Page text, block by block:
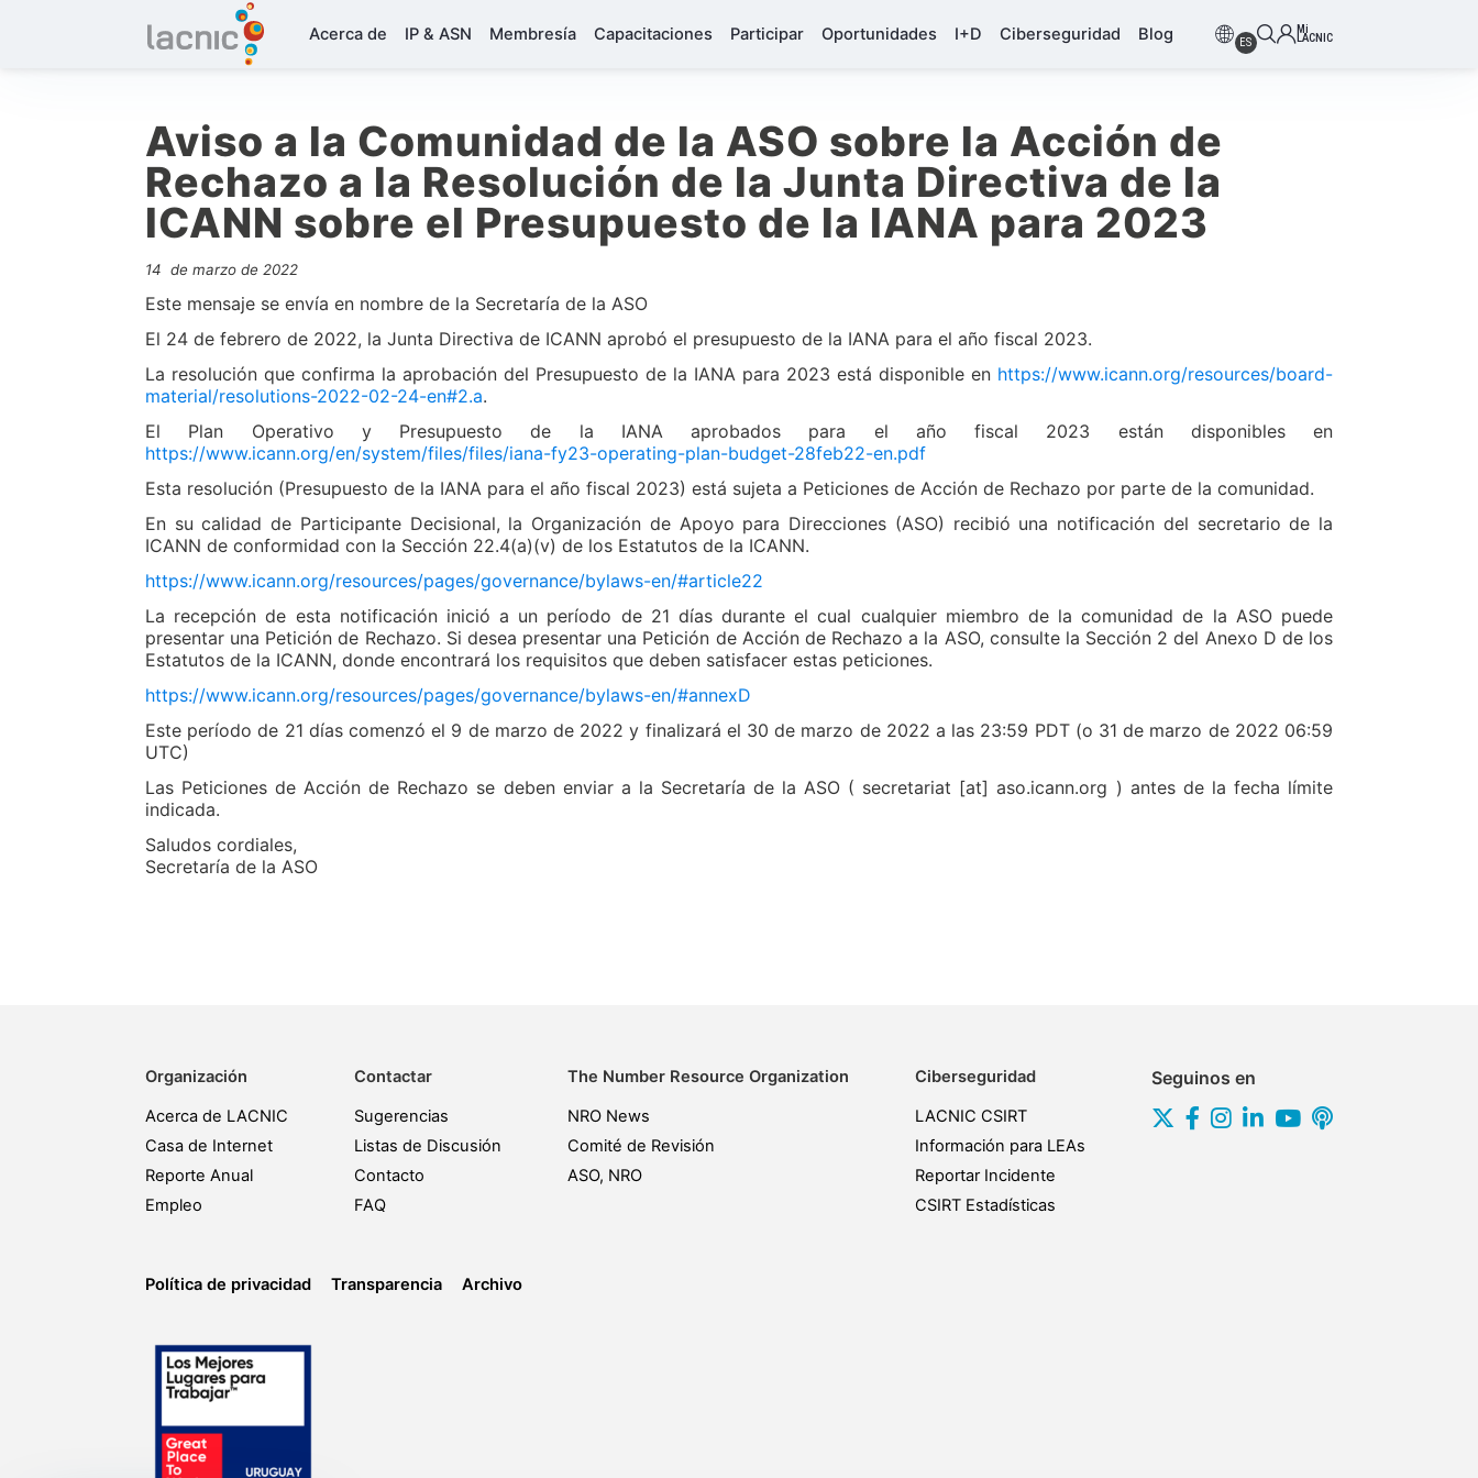
Acerca de IP & ASN Membresía Capacitaciones Participar Oportunidades I+D Ciberseguridad Blog ES
Mi
LACNIC
Aviso a la Comunidad de la ASO sobre la Acción de
Rechazo a la Resolución de la Junta Directiva de la
ICANN sobre el Presupuesto de la IANA para 2023
14 de marzo de 2022
Este mensaje se envía en nombre de la Secretaría de la ASO
El 24 de febrero de 2022, la Junta Directiva de ICANN aprobó el presupuesto de la IANA para el año fiscal 2023.
La resolución que confirma la aprobación del Presupuesto de la IANA para 2023 está disponible en https://www.icann.org/resources/board-
material/resolutions-2022-02-24-en#2.a.
El Plan Operativo y Presupuesto de la IANA aprobados para el año fiscal 2023 están disponibles en
https://www.icann.org/en/system/files/files/iana-fy23-operating-plan-budget-28feb22-en.pdf
Esta resolución (Presupuesto de la IANA para el año fiscal 2023) está sujeta a Peticiones de Acción de Rechazo por parte de la comunidad.
En su calidad de Participante Decisional, la Organización de Apoyo para Direcciones (ASO) recibió una notificación del secretario de la
ICANN de conformidad con la Sección 22.4(a)(v) de los Estatutos de la ICANN.
https://www.icann.org/resources/pages/governance/bylaws-en/#article22
La recepción de esta notificación inició a un período de 21 días durante el cual cualquier miembro de la comunidad de la ASO puede
presentar una Petición de Rechazo. Si desea presentar una Petición de Acción de Rechazo a la ASO, consulte la Sección 2 del Anexo D de los
Estatutos de la ICANN, donde encontrará los requisitos que deben satisfacer estas peticiones.
https://www.icann.org/resources/pages/governance/bylaws-en/#annexD
Este período de 21 días comenzó el 9 de marzo de 2022 y finalizará el 30 de marzo de 2022 a las 23:59 PDT (o 31 de marzo de 2022 06:59
UTC)
Las Peticiones de Acción de Rechazo se deben enviar a la Secretaría de la ASO ( secretariat [at] aso.icann.org ) antes de la fecha límite
indicada.
Saludos cordiales,
Secretaría de la ASO
Organización
Acerca de LACNIC
Casa de Internet
Reporte Anual
Empleo
Contactar
Sugerencias
Listas de Discusión
Contacto
FAQ
The Number Resource Organization
NRO News
Comité de Revisión
ASO, NRO
Ciberseguridad
LACNIC CSIRT
Información para LEAs
Reportar Incidente
CSIRT Estadísticas
Política de privacidad Transparencia Archivo
Seguinos en